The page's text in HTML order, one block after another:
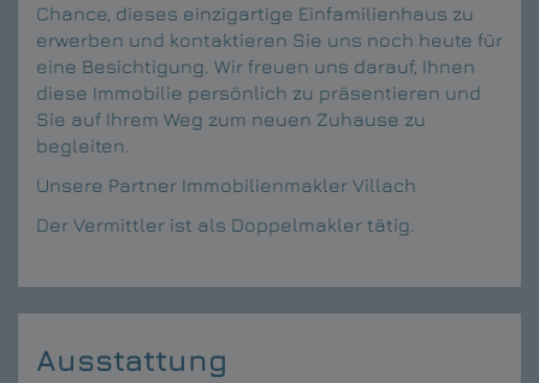
Chance, dieses einzigartige Einfamilienhaus zu
erwerben und kontaktieren Sie uns noch heute für
eine Besichtigung. Wir freuen uns darauf, Ihnen
diese Immobilie persönlich zu präsentieren und
Sie auf Ihrem Weg zum neuen Zuhause zu
begleiten.
Unsere Partner Immobilienmakler Villach
Der Vermittler ist als Doppelmakler tätig.
Ausstattung